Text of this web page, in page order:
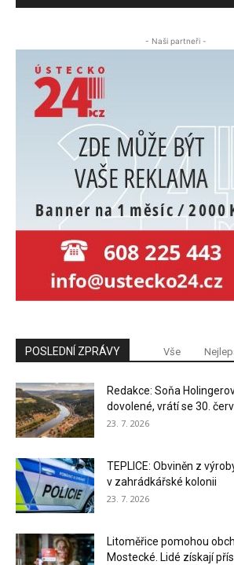
- Naši partneři -
POSLEDNÍ ZPRÁVY Vše
Redakce: Soňa
dovolené, vrátí se 30.
23. 7. 2026
TEPLICE: Obviněn z
v zahrádkářské kolonii
23. 7. 2026
Litoměřice pomohou
Mostecké. Lidé získají